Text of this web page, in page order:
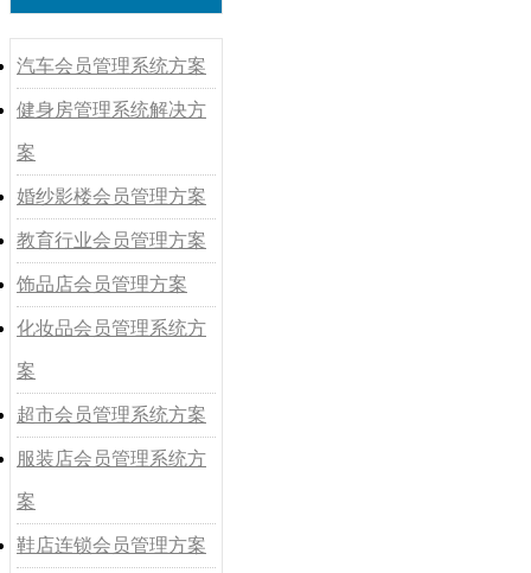
汽车会员管理系统方案
健身房管理系统解决方
案
婚纱影楼会员管理方案
教育行业会员管理方案
饰品店会员管理方案
化妆品会员管理系统方
案
超市会员管理系统方案
服装店会员管理系统方
案
鞋店连锁会员管理方案